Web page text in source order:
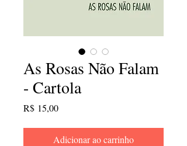
As Rosas Não Falam
- Cartola
R$ 15,00Preço
Adicionar ao carrinho